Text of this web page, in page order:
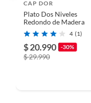
Modelo
Tipo de ensamblado
CAP DOR
Plato Dos Niveles
Redondo de Madera
4 (1)
$ 20.990 -30%
$ 29.990